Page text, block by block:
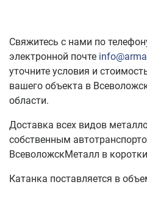
Свяжитесь с нами по
электронной почте
уточните условия и
вашего объекта в
области.
Доставка всех видов
собственным
ВсеволожскМеталл в
Катанка поставляется в